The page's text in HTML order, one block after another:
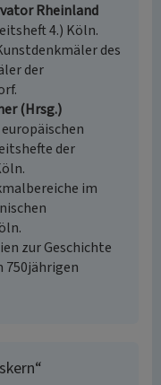
Rheinland
4.) Köln.
des
der
(Hrsg.)
der
im
zur Geschichte
750jährigen